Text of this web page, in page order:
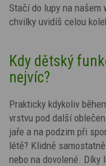
Stačí do lupy na našem
chvilky uvidíš celou
Kdy dětský
nejvíc?
Prakticky kdykoliv
vrstvu pod další
jaře a na podzim při
létě? Klidně
nebo na dovolené. Díky